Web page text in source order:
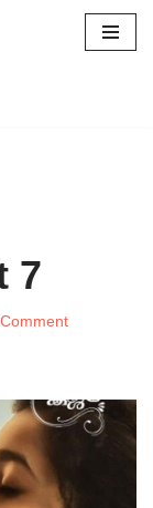
7